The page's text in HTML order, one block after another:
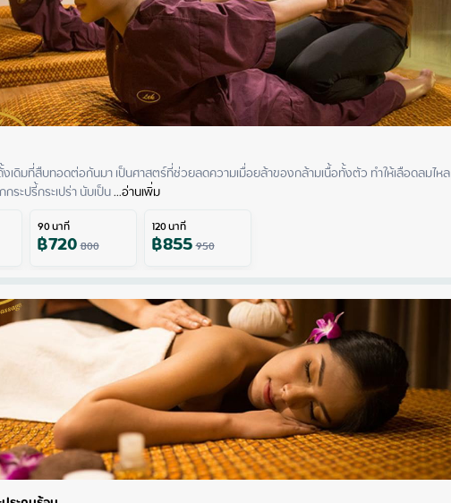
เดิมที่สืบทอดต่อกันมา เป็นศาสตร์ที่ช่วยลดความเมื่อยล้าของกล้ามเนื้อทั้งตัว ทำให้เลือดลมไหล
ระปรี้กระเปร่า นับเป็น ...อ่านเพิ่ม
90นาที
฿720800
120นาที
฿855950